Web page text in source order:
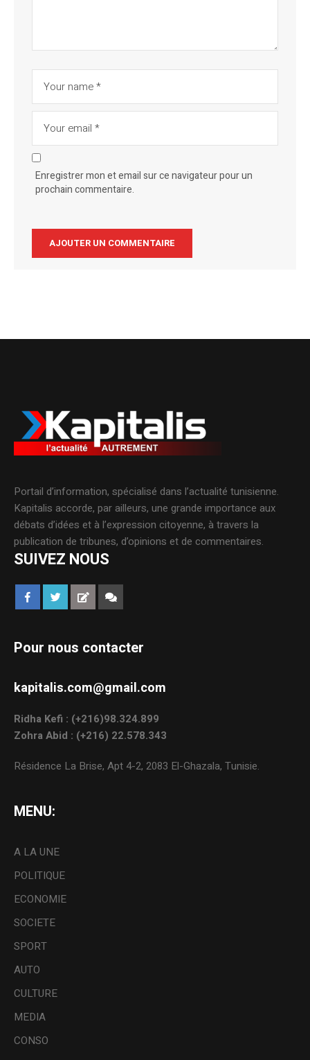
Enregistrer mon et email sur ce navigateur pour un
prochain commentaire.
Portail d’information, spécialisé dans l’actualité tunisienne.
Kapitalis accorde, par ailleurs, une grande importance aux
débats d’idées et à l’expression citoyenne, à travers la
publication de tribunes, d’opinions et de commentaires.
SUIVEZ NOUS
Pour nous contacter
kapitalis.com@gmail.com
Ridha Kefi : (+216)98.324.899
Zohra Abid : (+216) 22.578.343
Résidence La Brise, Apt 4-2, 2083 El-Ghazala, Tunisie.
MENU:
A LA UNE
POLITIQUE
ECONOMIE
SOCIETE
SPORT
AUTO
CULTURE
MEDIA
CONSO